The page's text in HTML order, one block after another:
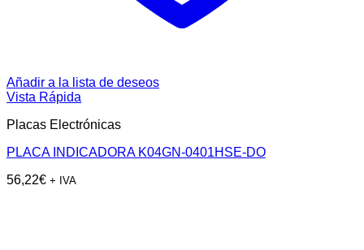
Añadir a la lista de deseos
Vista Rápida
Placas Electrónicas
PLACA INDICADORA K04GN-0401HSE-DO
56,22€ + IVA